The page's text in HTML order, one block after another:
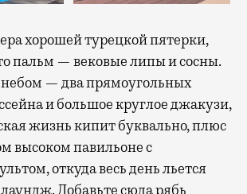
хорошей турецкой пятерки,
пальм — вековые липы и сосны.
— два прямоугольных
и большое круглое джакузи,
жизнь кипит буквально, плюс
высоком павильоне с
откуда весь день льется
Добавьте сюда рябь